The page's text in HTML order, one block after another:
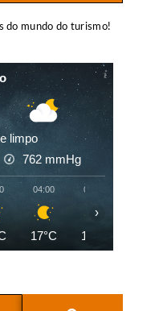
do mundo do turismo!
limpo
762 mmHg
04:00
17°C
05:00
17°C
›